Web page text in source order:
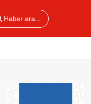
Haber ara...